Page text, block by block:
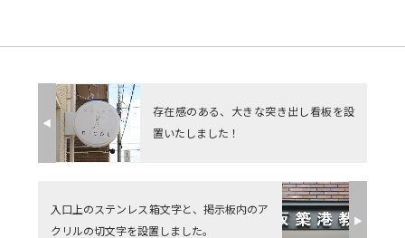
◀︎
存在感のある、大きな突き出し看板を設
置いたしました！
入口上のステンレス箱文字と、掲示板内のア
クリルの切文字を設置しました。
▶︎